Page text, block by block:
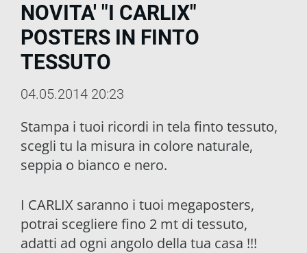
NOVITA' "I CARLIX"
POSTERS IN FINTO
TESSUTO
04.05.2014 20:23
Stampa i tuoi ricordi in tela finto tessuto,
scegli tu la misura in colore naturale,
seppia o bianco e nero.
I CARLIX saranno i tuoi megaposters,
potrai scegliere fino 2 mt di tessuto,
adatti ad ogni angolo della tua casa !!!